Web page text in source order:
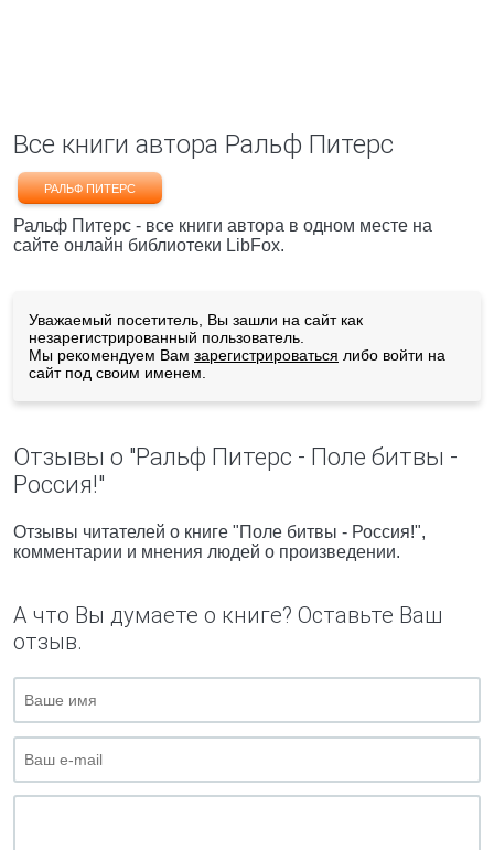
Все книги автора Ральф Питерс
РАЛЬФ ПИТЕРС
Ральф Питерс - все книги автора в одном месте на
сайте онлайн библиотеки LibFox.
Уважаемый посетитель, Вы зашли на сайт как
незарегистрированный пользователь.
Мы рекомендуем Вам зарегистрироваться либо войти на
сайт под своим именем.
Отзывы о "Ральф Питерс - Поле битвы -
Россия!"
Отзывы читателей о книге "Поле битвы - Россия!",
комментарии и мнения людей о произведении.
А что Вы думаете о книге? Оставьте Ваш
отзыв.